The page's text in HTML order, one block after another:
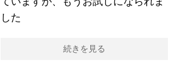
した
続きを見る